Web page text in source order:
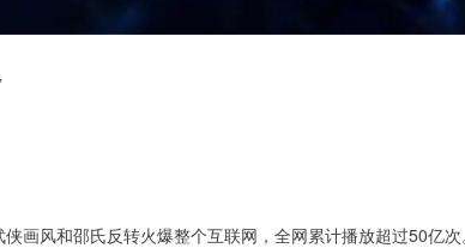
画风和邵氏反转火爆整个互联网，全网累计播放超过50亿次